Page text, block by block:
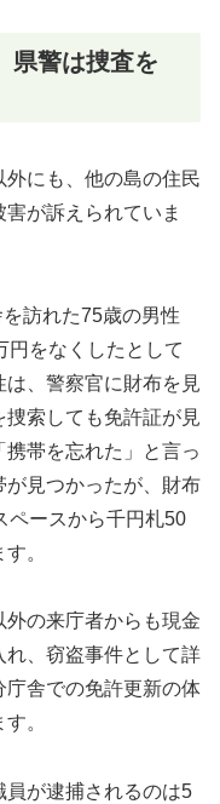
県警は捜査を
にも、他の島の住民
が訴えられていま
訪れた75歳の男性
円をなくしたとして
、警察官に財布を見
索しても免許証が見
帯を忘れた」と言っ
見つかったが、財布
ペースから千円札50
。
の来庁者からも現金
、窃盗事件として詳
庁舎での免許更新の体
。
が逮捕されるのは5